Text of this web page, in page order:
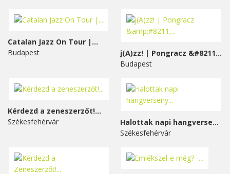
Catalan Jazz On Tour |...
Budapest
j(A)zz! | Pongracz &#8211;...
Budapest
Kérdezd a zeneszerzőt!...
Székesfehérvár
Halottak napi hangverseny...
Székesfehérvár